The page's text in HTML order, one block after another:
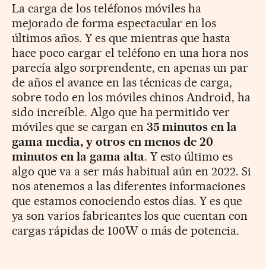
La carga de los teléfonos móviles ha
mejorado de forma espectacular en los
últimos años. Y es que mientras que hasta
hace poco cargar el teléfono en una hora nos
parecía algo sorprendente, en apenas un par
de años el avance en las técnicas de carga,
sobre todo en los móviles chinos Android, ha
sido increíble. Algo que ha permitido ver
móviles que se cargan en 35 minutos en la
gama media, y otros en menos de 20
minutos en la gama alta. Y esto último es
algo que va a ser más habitual aún en 2022. Si
nos atenemos a las diferentes informaciones
que estamos conociendo estos días. Y es que
ya son varios fabricantes los que cuentan con
cargas rápidas de 100W o más de potencia.